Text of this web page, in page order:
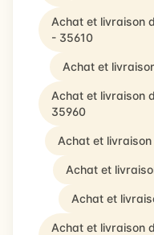
Achat et livraison
- 35610
Achat et
Achat et livraison
35960
Achat et livraison
Achat et
Achat et
Achat et livraison